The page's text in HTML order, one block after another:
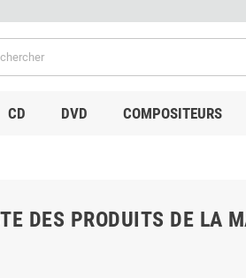
CD DVD COMPOSITEURS
DES PRODUITS DE LA